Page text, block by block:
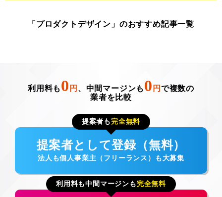
「プロダクトデザイン」のおすすめ記事一覧
利用料も 0 円 、中間マージンも 0 円 で複数の
業者を比較
提案者も 完全無料
提案者として登録（無料）
法人も個人事業主（フリーランス）も大募集
利用料も中間マージンも 完全無料